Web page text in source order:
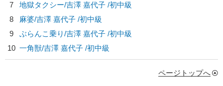
7
地獄タクシー/吉澤 嘉代子 /初中級
8
麻婆/吉澤 嘉代子 /初中級
9
ぶらんこ乗り/吉澤 嘉代子 /初中級
10 一角獣/吉澤 嘉代子 /初中級
ページトップへ